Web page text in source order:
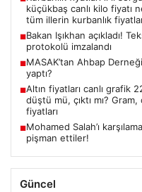
küçükbaş canlı kilo fiyatı
tüm illerin kurbanlık
■Bakan Işıkhan açıkladı!
protokolü imzalandı
■MASAK’tan Ahbap
yaptı?
■Altın fiyatları canlı grafik
düştü mü, çıktı mı?
fiyatları
■Mohamed Salah’ı
pişman ettiler!
Güncel